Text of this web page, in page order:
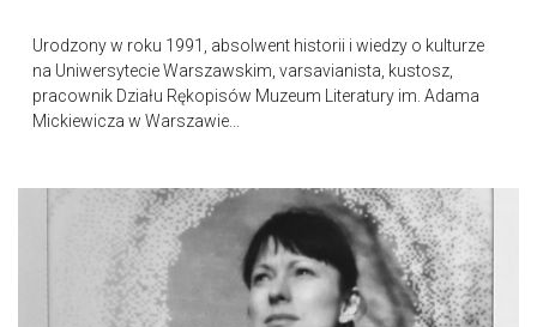
Urodzony w roku 1991, absolwent historii i wiedzy o kulturze
na Uniwersytecie Warszawskim, varsavianista, kustosz,
pracownik Działu Rękopisów Muzeum Literatury im. Adama
Mickiewicza w Warszawie...